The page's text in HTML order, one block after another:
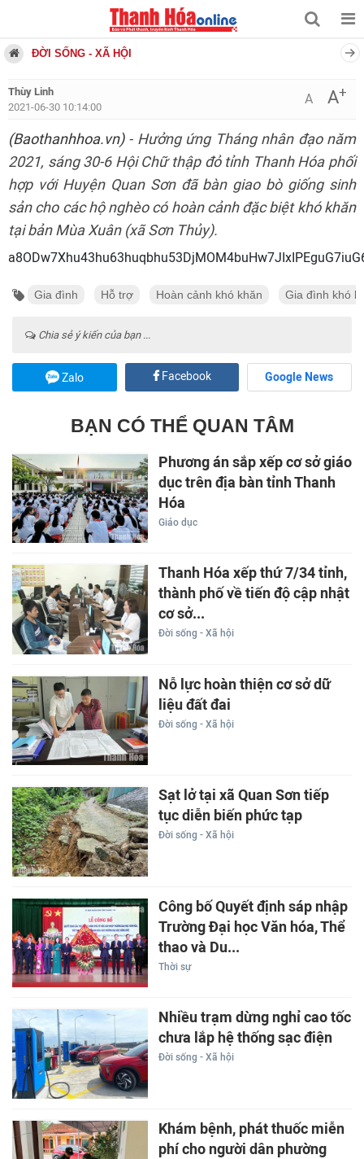
ĐỜI SỐNG - XÃ HỘI
Thùy Linh
2021-06-30 10:14:00
A A+
(Baothanhhoa.vn)- Hưởng ứng Tháng nhân đạo năm
2021, sáng 30-6 Hội Chữ thập đỏ tỉnh Thanh Hóa phối
hợp với Huyện Quan Sơn đã bàn giao bò giống sinh
sản cho các hộ nghèo có hoàn cảnh đặc biệt khó khăn
tại bản Mùa Xuân (xã Sơn Thủy).
Gia đình Hỗ trợ Hoàn cảnh khó khăn Gia đình khó
Chia sẻ ý kiến của bạn ...
Zalo Facebook Google News
BẠN CÓ THỂ QUAN TÂM
Phương án sắp xếp cơ sở giáo
dục trên địa bàn tỉnh Thanh
Hóa
Giáo dục
Thanh Hóa xếp thứ 7/34 tỉnh,
thành phố về tiến độ cập nhật
cơ sở...
Đời sống - Xã hội
Nỗ lực hoàn thiện cơ sở dữ
liệu đất đai
Đời sống - Xã hội
Sạt lở tại xã Quan Sơn tiếp
tục diễn biến phức tạp
Đời sống - Xã hội
Công bố Quyết định sáp nhập
Trường Đại học Văn hóa, Thể
thao và Du...
Thời sự
Nhiều trạm dừng nghỉ cao tốc
chưa lắp hệ thống sạc điện
Đời sống - Xã hội
Khám bệnh, phát thuốc miễn
phí cho người dân phường